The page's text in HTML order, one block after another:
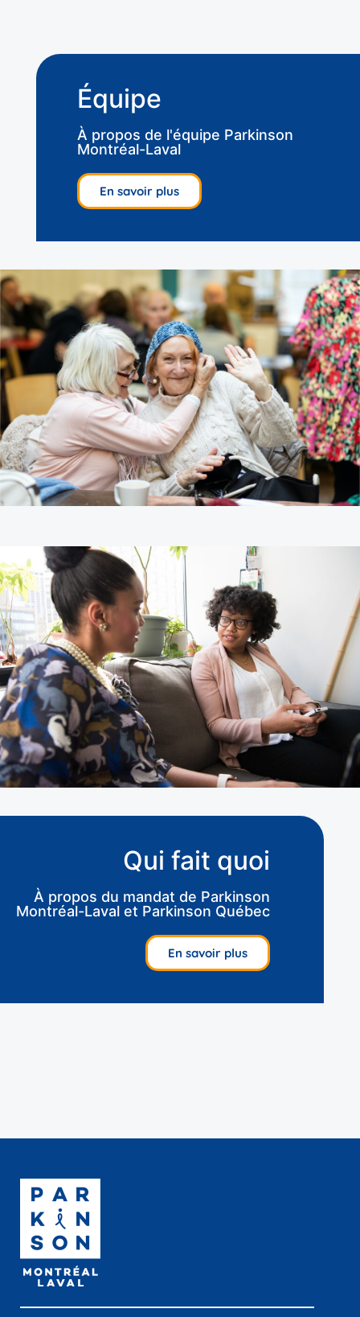
Équipe
À propos de l'équipe Parkinson
Montréal-Laval
En savoir plus
Qui fait quoi
À propos du mandat de Parkinson
Montréal-Laval et Parkinson Québec
En savoir plus